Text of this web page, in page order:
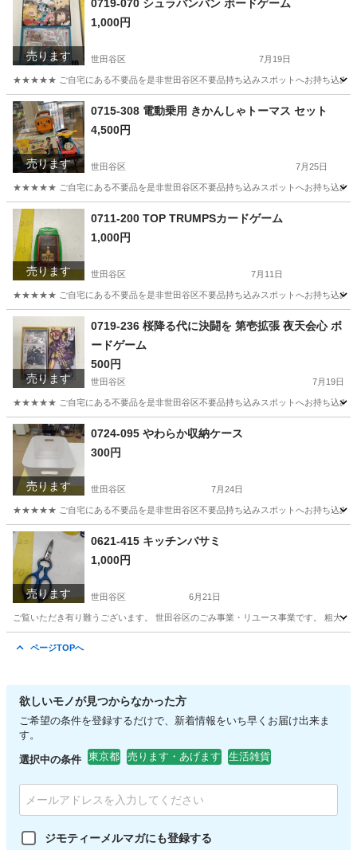
売ります
0719-070 シュラバンバン ボードゲーム
1,000円
世田谷区 7月19日
★★★★★ ご自宅にある不要品を是非世田谷区不要品持ち込みスポットへお持ち込みし
東京 世田谷区 ボードゲーム スポット
売ります
0715-308 電動乗用 きかんしゃトーマス セット
4,500円
世田谷区 7月25日
★★★★★ ご自宅にある不要品を是非世田谷区不要品持ち込みスポットへお持ち込みし
東京 世田谷区 きかんしゃトーマス
売ります
0711-200 TOP TRUMPSカードゲーム
1,000円
世田谷区 7月11日
★★★★★ ご自宅にある不要品を是非世田谷区不要品持ち込みスポットへお持ち込みし
東京 世田谷区 カードゲーム スポット
売ります
0719-236 桜降る代に決闘を 第壱拡張 夜天会心 ボ
ードゲーム
500円
世田谷区 7月19日
★★★★★ ご自宅にある不要品を是非世田谷区不要品持ち込みスポットへお持ち込みし
東京 世田谷区 ボードゲーム スポット
売ります
0724-095 やわらか収納ケース
300円
世田谷区 7月24日
★★★★★ ご自宅にある不要品を是非世田谷区不要品持ち込みスポットへお持ち込みし
東京 世田谷区 スポット
売ります
0621-415 キッチンバサミ
1,000円
世田谷区 6月21日
ご覧いただき有り難うございます。 世⽥⾕区のごみ事業・リユース事業です。 粗
ページTOPへ
欲しいモノが見つからなかった方
ご希望の条件を登録するだけで、新着情報をいち早くお届け出来ま
す。
選択中の条件 東京都 売ります・あげます 生活雑貨
ジモティーメルマガにも登録する